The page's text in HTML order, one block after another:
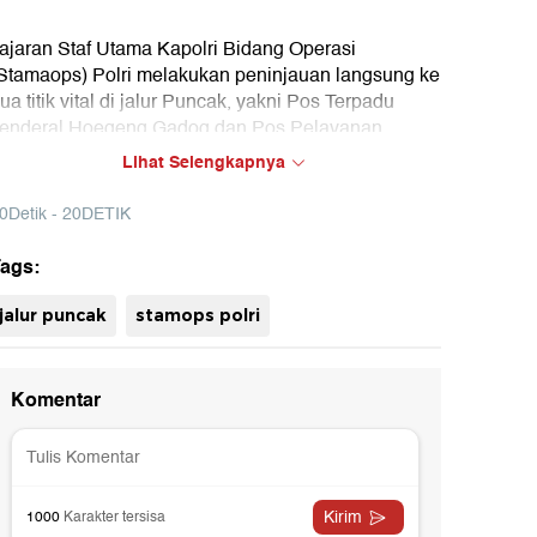
Staf Utama Kapolri Bidang Operasi
Polri melakukan peninjauan langsung ke
titik vital di jalur Puncak, yakni Pos Terpadu
Hoegeng Gadog dan Pos Pelayanan
(Posyan) Gunung Mas. Peninjauan ini dilakukan
untuk memastikan kesiapan pengamanan libur
dalam Operasi Ketupat 2026.
Lihat Selengkapnya
- 20DETIK
jalur puncak stamops polri